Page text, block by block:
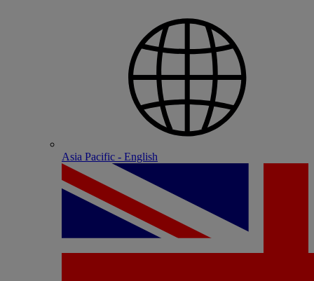
Asia Pacific - English